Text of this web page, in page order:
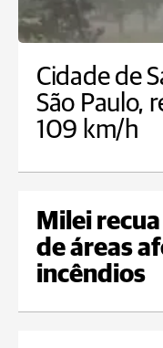
Cidade de
São Paulo,
109 km/h
Milei
de áreas
incêndios